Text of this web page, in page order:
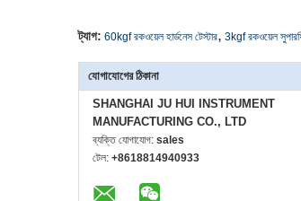
ট্যাগ: 60kgf রকওয়েল হার্ডনেস টেস্টার, 3kgf রকওয়েল
যোগাযোগের ঠিকানা
SHANGHAI JU HUI INSTRUMENT
MANUFACTURING CO., LTD
ব্যক্তি যোগাযোগ: sales
টেল: +8618814940933